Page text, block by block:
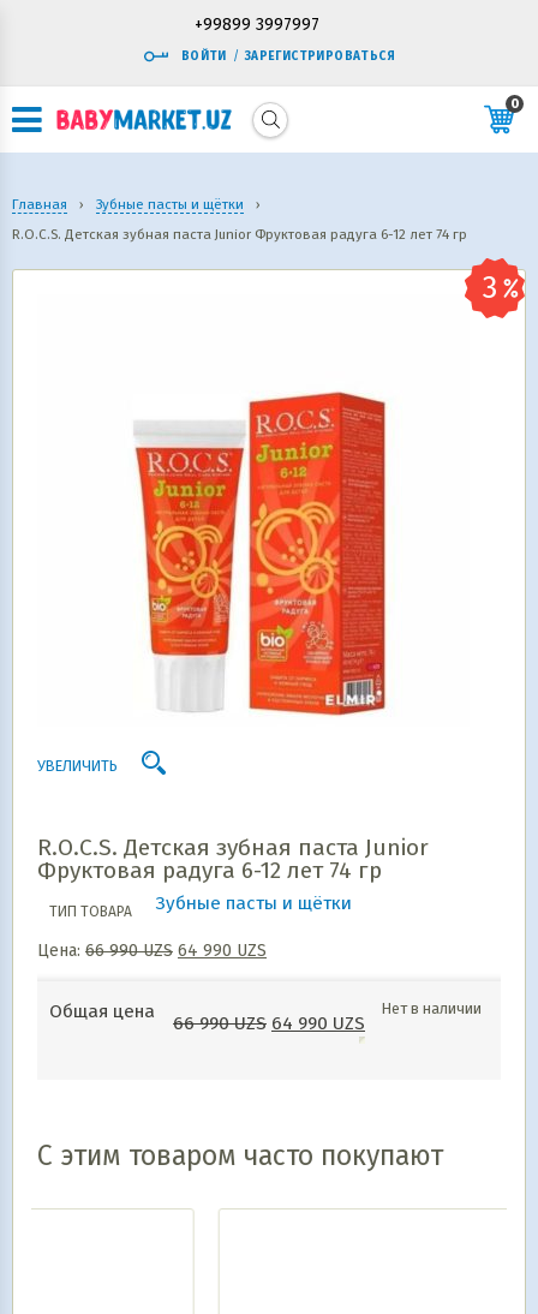
+99899 3997997
ВОЙТИ / ЗАРЕГИСТРИРОВАТЬСЯ
0
Главная › Зубные пасты и щётки
›
R.O.C.S. Детская зубная паста Junior Фруктовая радуга 6-12 лет 74 гр
УВЕЛИЧИТЬ
R.O.C.S. Детская зубная паста Junior
Фруктовая радуга 6-12 лет 74 гр
ТИП ТОВАРА Зубные пасты и щётки
Цена: 66 990UZS 64 990 UZS
Общая цена
66 990UZS 64 990 UZS
Нет в наличии
С этим товаром часто покупают